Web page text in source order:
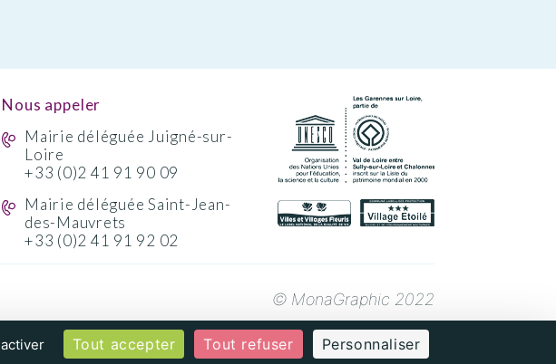
Nous appeler
Mairie déléguée Juigné-sur-
Loire
+33 (0)2 41 91 90 09
Mairie déléguée Saint-Jean-
des-Mauvrets
+33 (0)2 41 91 92 02
© MonaGraphic 2022
Tout accepter Tout refuser Personnaliser